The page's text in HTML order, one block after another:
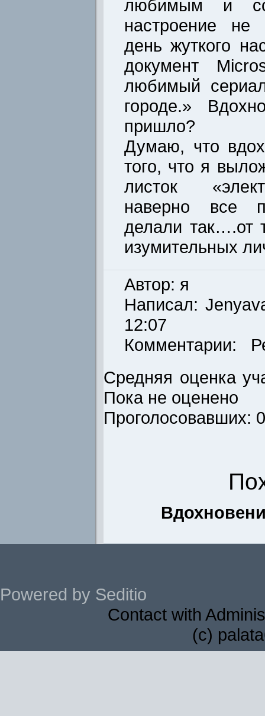
любимым и
настроение
день жуткого
документ
любимый
городе.»
пришло?
Думаю, что
того, что я
листок
наверно все
делали так….от
изумительных
Автор: я
Написал:
12:07
Комментарии:
Средняя оценка
Пока не оценено
Проголосовавших: 0
Powered by Seditio
Contact with
(c)